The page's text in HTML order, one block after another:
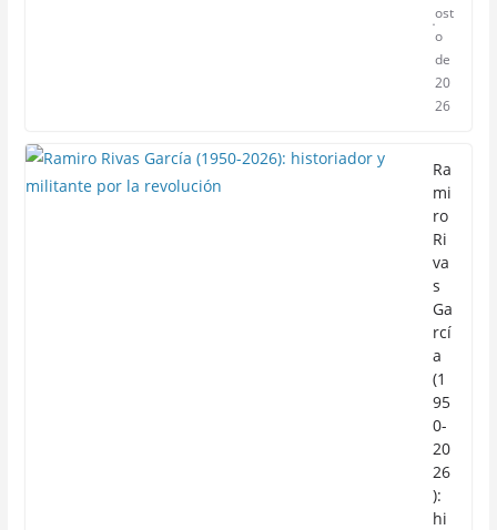
ost
o
de
20
26
Ra
mi
ro
Ri
va
s
Ga
rcí
a
(1
95
0-
20
26
):
hi